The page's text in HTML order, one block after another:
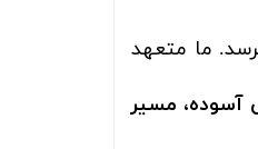
ما متعهد
آسوده، مسیر